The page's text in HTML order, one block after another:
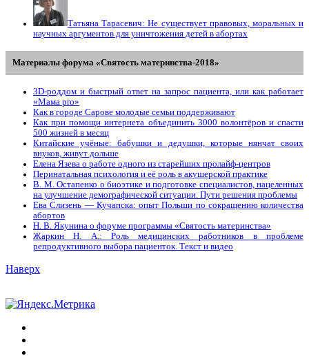
Татьяна Тарасевич: Не существует правовых, моральных и
научных аргументов для уничтожения детей в абортах
Материалы форума «Святость материнства-2018»
3D-роддом и быстрый ответ на запрос пациента, или как работает
«Мама prо»
Как в городе Сарове молодые семьи поддерживают
Как при помощи интернета объединить 3000 волонтёров и спасти
500 жизней в месяц
Китайские учёные: бабушки и дедушки, которые нянчат своих
внуков, живут дольше
Елена Язева о работе одного из старейших пролайф-центров
Перинатальная психология и её роль в акушерской практике
В. М. Остапенко о биоэтике и подготовке специалистов, нацеленных
на улучшение демографической ситуации. Пути решения проблемы
Ева Слизень — Кучапска: опыт Польши по сокращению количества
абортов
Н. В. Якунина о форуме программы «Святость материнства»
Жаркин Н. А.: Роль медицинских работников в проблеме
репродуктивного выбора пациенток. Tекст и видео
Наверх